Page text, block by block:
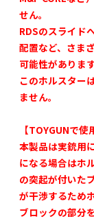
せん。
RDSのスライド
配置など、さま
可能性があります
このホルスター
ません。
【TOYGUNで使
本製品は実銃用
になる場合はホ
の突起が付いた
が干渉するため
ブロックの部分